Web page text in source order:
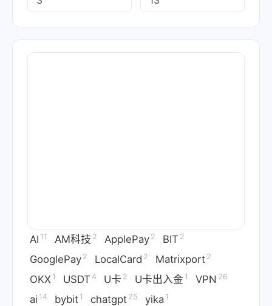
AI 11 AM科技 2 ApplePay 2 BIT 2
GooglePay 2 LocalCard 2 Matrixport 2
OKX 1 USDT 4 U卡 2 U卡出入金 1 VPN 26
ai 14 bybit 1 chatgpt 25 yika 1